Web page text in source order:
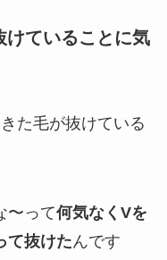
けていることに気
た毛が抜けている
〜って何気なくVを
て抜けたんです